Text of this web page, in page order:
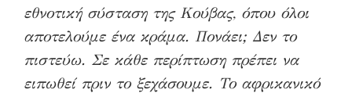
εθνοτική σύσταση της Κούβας, όπου όλοι
αποτελούμε ένα κράμα. Πονάει; Δεν το
πιστεύω. Σε κάθε περίπτωση πρέπει να
ειπωθεί πριν το ξεχάσουμε. Το αφρικανικό